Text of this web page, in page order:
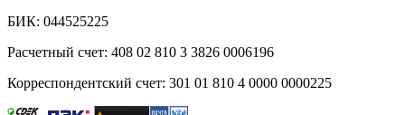
БИК: 044525225
Расчетный счет: 408 02 810 3 3826 0006196
Корреспондентский счет: 301 01 810 4 0000 0000225